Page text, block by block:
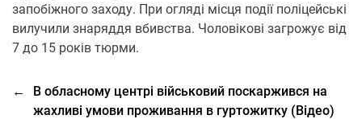
запобіжного заходу. При огляді місця події поліцейські
вилучили знаряддя вбивства. Чоловікові загрожує від
7 до 15 років тюрми.
←
В обласному центрі військовий поскаржився на
жахливі умови проживання в гуртожитку (Відео)